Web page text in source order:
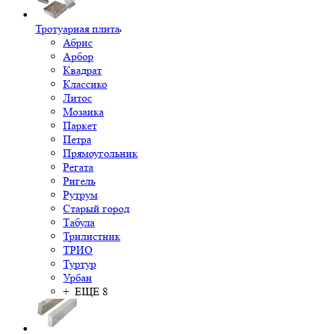
Тротуарная плита
Абрис
Арбор
Квадрат
Классико
Литос
Мозаика
Паркет
Петра
Прямоугольник
Регата
Ригель
Рутрум
Старый город
Табула
Трилистник
ТРИО
Туртур
Урбан
+ ЕЩЕ 8